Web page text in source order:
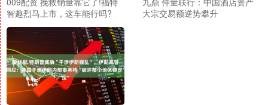
智趣烈马上市，这车能行吗?
大宗交易额逆势攀升